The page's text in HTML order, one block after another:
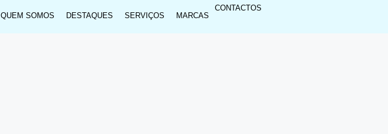
QUEM SOMOS DESTAQUES SERVIÇOS MARCAS
CONTACTOS